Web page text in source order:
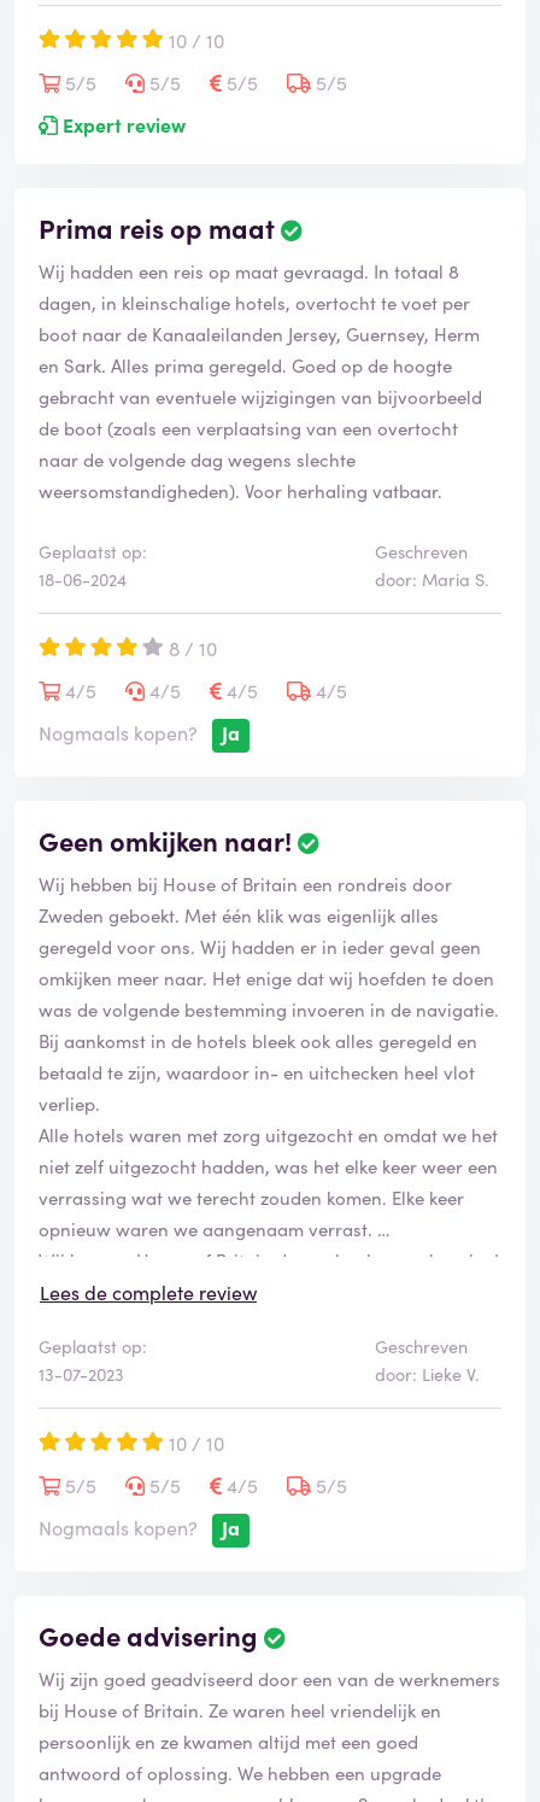
10 / 10
5/5
5/5 5/5
5/5
Expert review
Prima reis op maat
B
o
o
r
d
e
l
n
i
i
f
d
Wij hadden een reis op maat gevraagd. In totaal 8
dagen, in kleinschalige hotels, overtocht te voet per
boot naar de Kanaaleilanden Jersey, Guernsey, Herm
en Sark. Alles prima geregeld. Goed op de hoogte
gebracht van eventuele wijzigingen van bijvoorbeeld
de boot (zoals een verplaatsing van een overtocht
naar de volgende dag wegens slechte
weersomstandigheden). Voor herhaling vatbaar.
Geplaatst op:
18-06-2024
Geschreven
door: Maria S.
8 / 10
4/5
4/5 4/5
4/5
Nogmaals kopen?
Ja
Geen omkijken naar!
B
o
o
r
d
e
l
i
n
s
g
e
e
Wij hebben bij House of Britain een rondreis door
Zweden geboekt. Met één klik was eigenlijk alles
geregeld voor ons. Wij hadden er in ieder geval geen
omkijken meer naar. Het enige dat wij hoefden te doen
was de volgende bestemming invoeren in de navigatie.
Bij aankomst in de hotels bleek ook alles geregeld en
betaald te zijn, waardoor in- en uitchecken heel vlot
verliep.
Alle hotels waren met zorg uitgezocht en omdat we het
niet zelf uitgezocht hadden, was het elke keer weer een
verrassing wat we terecht zouden komen. Elke keer
opnieuw waren we aangenaam verrast.
Wij kunnen House of Britain dan ook zeker aanbevelen!
Lees de complete review
Geplaatst op:
13-07-2023
Geschreven
door: Lieke V.
10 / 10
5/5
5/5 4/5
5/5
Nogmaals kopen?
Ja
Goede advisering
B
o
o
r
d
e
Wij zijn goed geadviseerd door een van de werknemers
bij House of Britain. Ze waren heel vriendelijk en
persoonlijk en ze kwamen altijd met een goed
antwoord of oplossing. We hebben een upgrade